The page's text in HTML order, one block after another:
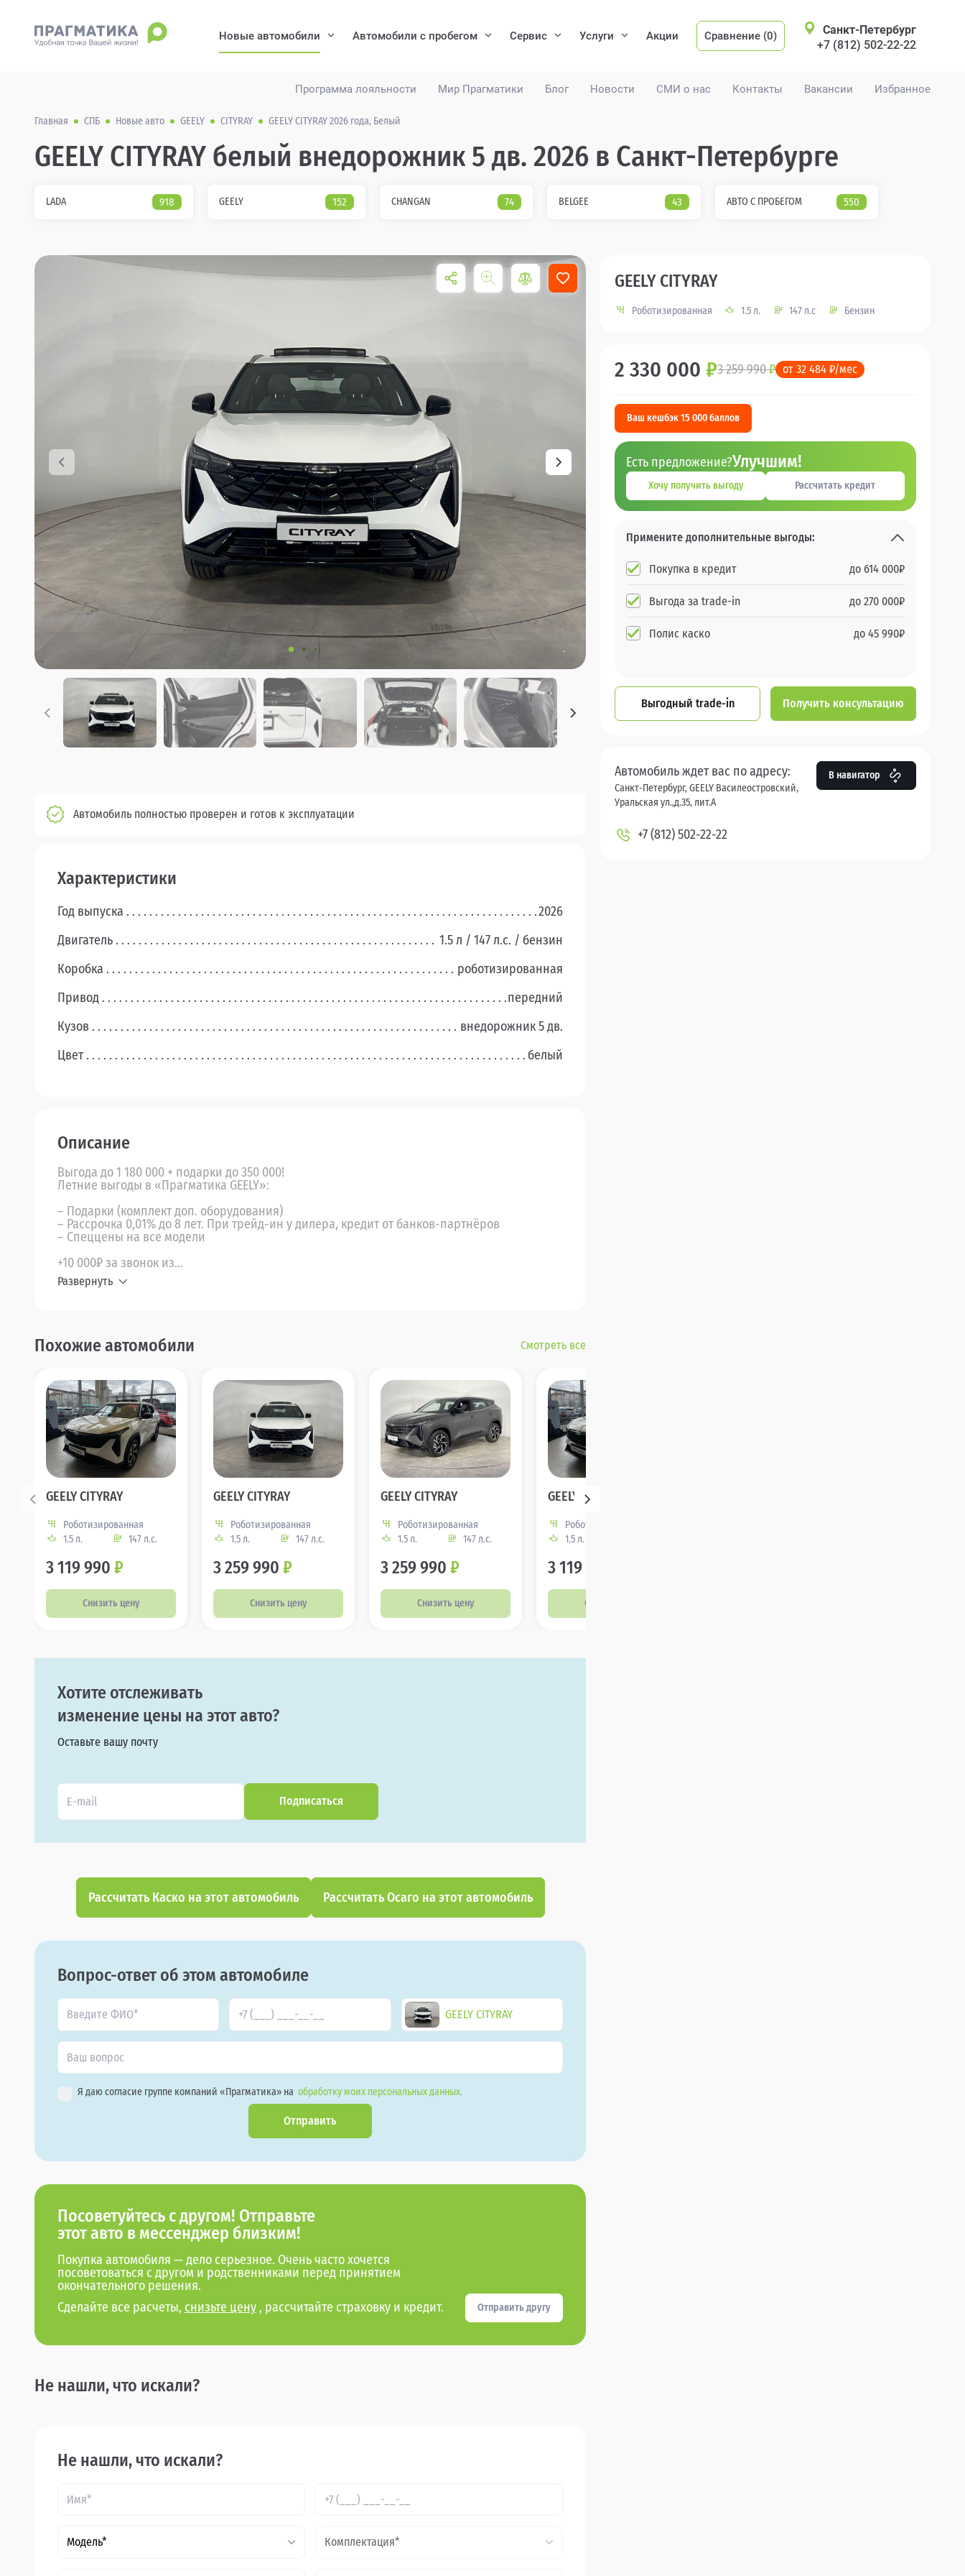
Программа лояльности Мир Прагматики Блог Новости СМИ о нас Контакты Вакансии Избранное
Новые автомобили Автомобили с пробегом Сервис Услуги Акции Сравнение (0)
Санкт-Петербург
+7 (812) 502-22-22
Главная СПБ Новые авто GEELY CITYRAY GEELY CITYRAY 2026 года, Белый
GEELY CITYRAY белый внедорожник 5 дв. 2026 в Санкт-Петербурге
LADA 918 GEELY 152 CHANGAN 74 BELGEE 43 АВТО С ПРОБЕГОМ 550
Автомобиль полностью проверен и готов к эксплуатации
Характеристики
Год выпуска
2026
Двигатель
1.5 л / 147 л.c. / бензин
Коробка
роботизированная
Привод
передний
Кузов
внедорожник 5 дв.
Цвет
белый
Описание
Выгода до 1 180 000 + подарки до 350 000!
Летние выгоды в «Прагматика GEELY»:
– Подарки (комплект доп. оборудования)
– Рассрочка 0,01% до 8 лет. При трейд-ин у дилера, кредит от банков-партнёров
– Спеццены на все модели
+10 000₽ за звонок из...
Развернуть
Похожие автомобили Смотреть все
GEELY CITYRAY
Роботизированная
1.5 л.
147 л.с.
3 119 990 ₽
Снизить цену
GEELY CITYRAY
Роботизированная
1.5 л.
147 л.с.
3 259 990 ₽
Снизить цену
GEELY CITYRAY
Роботизированная
1.5 л.
147 л.с.
3 259 990 ₽
Снизить цену
GEELY CITYRAY
Роботизированная
1.5 л.
3 119 990
Снизить цену
Хотите отслеживать
изменение цены на этот авто?
Оставьте вашу почту
Подписаться
Рассчитать Каско на этот автомобиль Рассчитать Осаго на этот автомобиль
Вопрос-ответ об этом автомобиле
GEELY CITYRAY
Я даю согласие группе компаний «Прагматика» на обработку моих персональных данных.
Отправить
Посоветуйтесь с другом! Отправьте
этот авто в мессенджер близким!
Покупка автомобиля — дело серьезное. Очень часто хочется
посоветоваться с другом и родственниками перед принятием
окончательного решения.
Сделайте все расчеты, снизьте цену , рассчитайте страховку и кредит. Отправить другу
Не нашли, что искали?
Не нашли, что искали?
Модель* Комплектация*
GEELY CITYRAY
Роботизированная 1.5 л. 147 л.с Бензин
2 330 000 ₽3 259 990₽ от 32 484 ₽/мес
Ваш кешбэк 15 000 баллов
Есть предложение?Улучшим!
Хочу получить выгоду Рассчитать кредит
Примените дополнительные выгоды:
Покупка в кредит до 614 000₽
Выгода за trade-in до 270 000₽
Полис каско до 45 990₽
Выгодный trade-in Получить консультацию
Автомобиль ждет вас по адресу:
Санкт-Петербург, GEELY Василеостровский,
Уральская ул.,д.35, лит.А
В навигатор
+7 (812) 502-22-22